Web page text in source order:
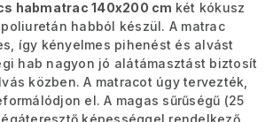
habmatrac 140x200 cm két kókusz
habból készül. A matrac
így kényelmes pihenést és alvást
hab nagyon jó alátámasztást biztosít
közben. A matracot úgy tervezték,
el.A magas sűrűségű (25
képességgel rendelkező